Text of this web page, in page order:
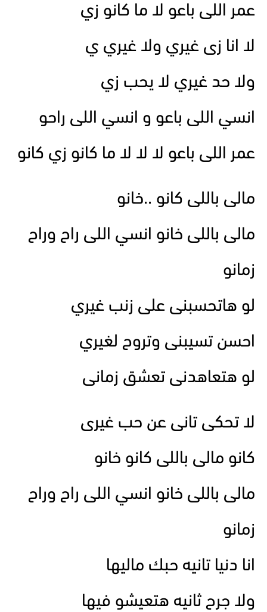
عمر اللى باعو لا ما كانو زي
لا انا زى غيري ولا غيري ي
ولا حد غيري لا يحب زي
انسي اللى باعو و انسي اللى راحو
عمر اللى باعو لا لا لا ما كانو زي كانو
مالى باللى كانو ..خانو
مالى باللى خانو انسي اللى راح وراح
زمانو
لو هاتحسبنى على زنب غيري
احسن تسيبنى وتروح لغيري
لو هتعاهدنى تعشق زمانى
لا تحكى تانى عن حب غيرى
كانو مالى باللى كانو خانو
مالى باللى خانو انسي اللى راح وراح
زمانو
انا دنيا تانيه حبك ماليها
ولا جرح ثانيه هتعيشو فيها